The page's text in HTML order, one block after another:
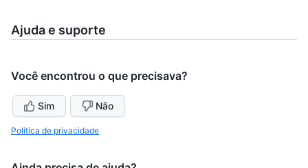
Ajuda e suporte
Você encontrou o que precisava?
Sim Não
Política de privacidade